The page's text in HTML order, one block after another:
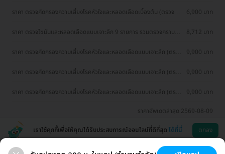
ราคา ตรวจคัดกรองความเสี่ยงโรคหัวใจและหลอดเลือดเบื้องต้น (ตรวจค่า
6,900 บาท
ราคา ตรวจไขมันและหลอดเลือดแบบเจาะลึก 9 รายการ รวมตรวจคราบ
8,712 บาท
ราคา ตรวจคัดกรองความเสี่ยงโรคหัวใจและหลอดเลือดแบบเจาะลึก (ตรวจ
9,900 บาท
ราคา ตรวจคัดกรองความเสี่ยงโรคหัวใจและหลอดเลือดแบบเจาะลึก (ตรวจ
9,900 บาท
ราคา ตรวจคัดกรองความเสี่ยงโรคหัวใจและหลอดเลือดแบบเจาะลึก (ตรวจ
9,900 บาท
ราคาอัพเดตล่าสุด 2569-08-09
เราใช้คุกกี้เพื่อให้คุณได้รับประสบการณ์ออนไลน์ที่ดีที่สุด ได้ที่นี่ ตกลง